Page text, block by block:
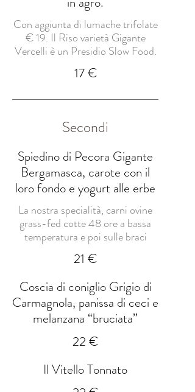
Con aggiunta di lumache trifolate
€ 19. Il Riso varietà Gigante
Vercelli è un Presidio Slow Food.
17 €
Secondi
Spiedino di Pecora Gigante
Bergamasca, carote con il
loro fondo e yogurt alle erbe
La nostra specialità, carni ovine
grass-fed cotte 48 ore a bassa
temperatura e poi sulle braci
21 €
Coscia di coniglio Grigio di
Carmagnola, panissa di ceci e
melanzana “bruciata”
22 €
Il Vitello Tonnato